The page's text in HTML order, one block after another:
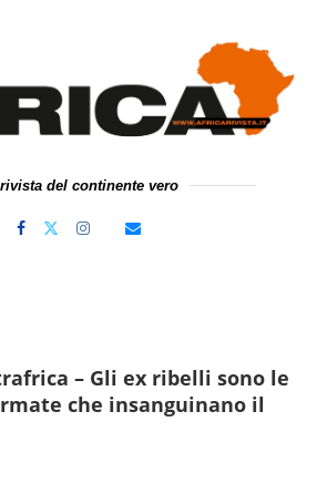
del continente vero
– Gli ex ribelli sono le
che insanguinano il